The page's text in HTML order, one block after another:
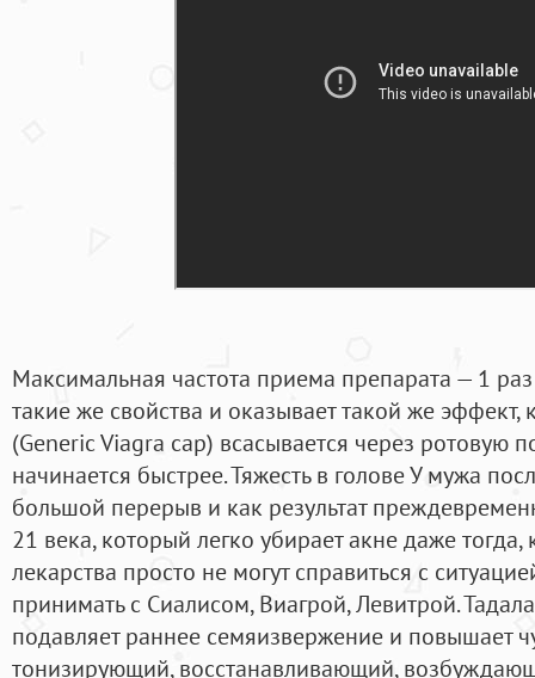
Максимальная частота приема препарата — 1
такие же свойства и оказывает такой же эффект,
(Generic Viagra cap) всасывается через ротовую
начинается быстрее. Тяжесть в голове У мужа
большой перерыв и как результат
21 века, который легко убирает акне даже тогда,
лекарства просто не могут справиться с
принимать с Сиалисом, Виагрой, Левитрой.
подавляет раннее семяизвержение и повышает
тонизирующий, восстанавливающий,